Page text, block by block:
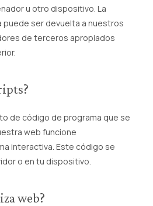
u otro dispositivo. La
puede ser devuelta a nuestros
de terceros apropiados
de código de programa que se
web funcione
interactiva. Este código se
o en tu dispositivo.
web?